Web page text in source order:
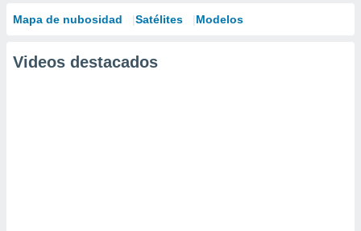
Mapa de nubosidad Satélites Modelos
Videos destacados